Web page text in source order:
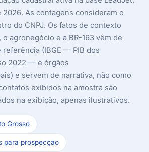
As contagens consideram o
do CNPJ. Os fatos de contexto
agronegócio e a BR-163 vêm de
(IBGE — PIB dos
2022 — e órgãos
e servem de narrativa, não como
exibidos na amostra são
na exibição, apenas ilustrativos.
Grosso
para prospecção